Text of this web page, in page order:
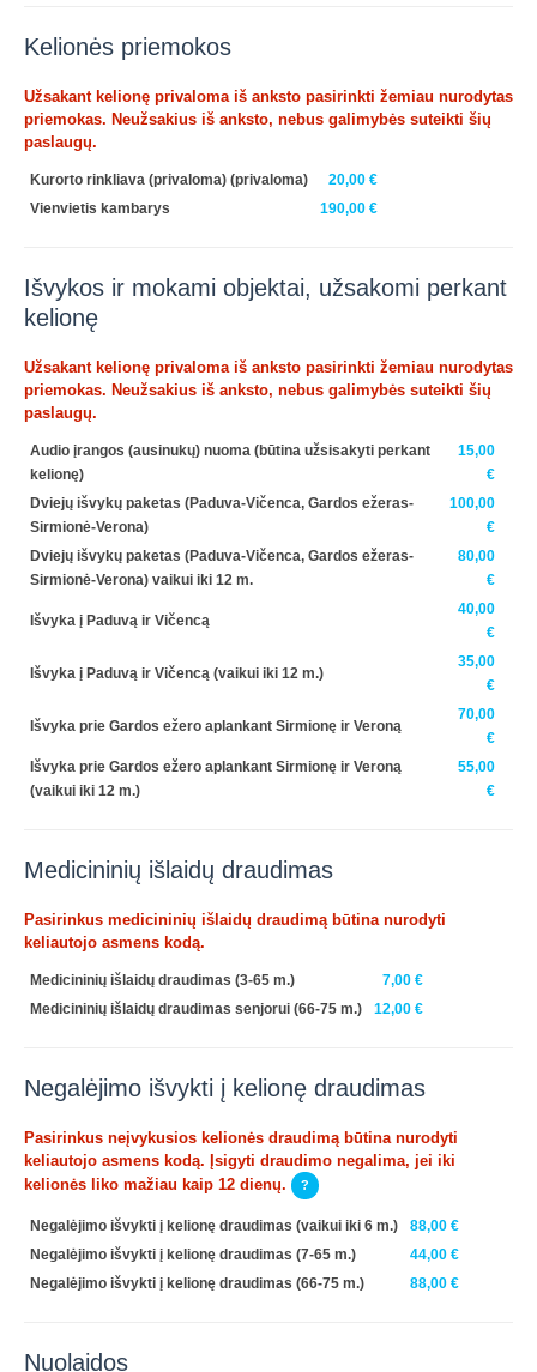
Kelionės priemokos
Užsakant kelionę privaloma iš anksto pasirinkti žemiau nurodytas
priemokas. Neužsakius iš anksto, nebus galimybės suteikti šių
paslaugų.
Kurorto rinkliava (privaloma) (privaloma)
20,00 €
Vienvietis kambarys
190,00 €
Išvykos ir mokami objektai, užsakomi perkant
kelionę
Užsakant kelionę privaloma iš anksto pasirinkti žemiau nurodytas
priemokas. Neužsakius iš anksto, nebus galimybės suteikti šių
paslaugų.
Audio įrangos (ausinukų) nuoma (būtina užsisakyti perkant
kelionę)
15,00
€
Dviejų išvykų paketas (Paduva-Vičenca, Gardos ežeras-
Sirmionė-Verona)
100,00
€
Dviejų išvykų paketas (Paduva-Vičenca, Gardos ežeras-
Sirmionė-Verona) vaikui iki 12 m.
80,00
€
Išvyka į Paduvą ir Vičencą
40,00
€
Išvyka į Paduvą ir Vičencą (vaikui iki 12 m.)
35,00
€
Išvyka prie Gardos ežero aplankant Sirmionę ir Veroną
70,00
€
Išvyka prie Gardos ežero aplankant Sirmionę ir Veroną
(vaikui iki 12 m.)
55,00
€
Medicininių išlaidų draudimas
Pasirinkus medicininių išlaidų draudimą būtina nurodyti
keliautojo asmens kodą.
Medicininių išlaidų draudimas (3-65 m.)
7,00 €
Medicininių išlaidų draudimas senjorui (66-75 m.)
12,00 €
Negalėjimo išvykti į kelionę draudimas
Pasirinkus neįvykusios kelionės draudimą būtina nurodyti
keliautojo asmens kodą. Įsigyti draudimo negalima, jei iki
kelionės liko mažiau kaip 12 dienų.
?
Negalėjimo išvykti į kelionę draudimas (vaikui iki 6 m.)
88,00 €
Negalėjimo išvykti į kelionę draudimas (7-65 m.)
44,00 €
Negalėjimo išvykti į kelionę draudimas (66-75 m.)
88,00 €
Nuolaidos